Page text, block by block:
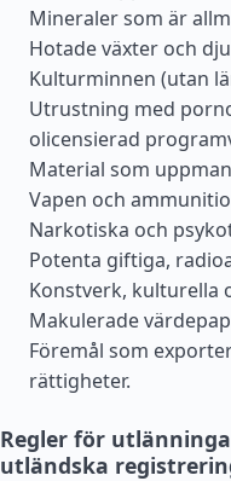
Mineraler som är
Hotade växter och
Kulturminnen (utan
Utrustning med
olicensierad
Material som
Vapen och
Narkotiska och
Potenta giftiga,
Konstverk, kulturella
Makulerade
Föremål som
rättigheter.
Regler för
utländska